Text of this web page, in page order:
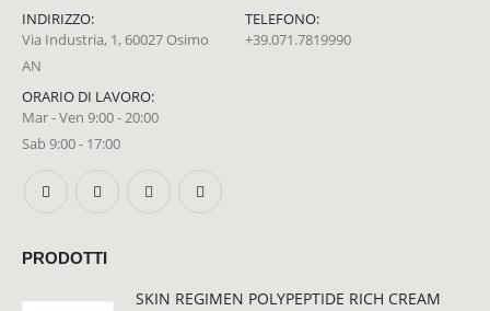
INDIRIZZO:
Via Industria, 1, 60027 Osimo
AN
TELEFONO:
+39.071.7819990
ORARIO DI LAVORO:
Mar - Ven 9:00 - 20:00
Sab 9:00 - 17:00
PRODOTTI
SKIN REGIMEN POLYPEPTIDE RICH CREAM